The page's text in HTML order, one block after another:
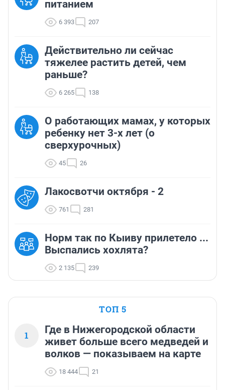
питанием
6 393 207
Действительно ли сейчас
тяжелее растить детей, чем
раньше?
6 265 138
О работающих мамах, у которых
ребенку нет 3-х лет (о
сверхурочных)
45 26
Лакосвотчи октября - 2
761 281
Норм так по Кыиву прилетело ...
Выспались хохлята?
2 135 239
ТОП 5
1
Где в Нижегородской области
живет больше всего медведей и
волков — показываем на карте
18 444 21